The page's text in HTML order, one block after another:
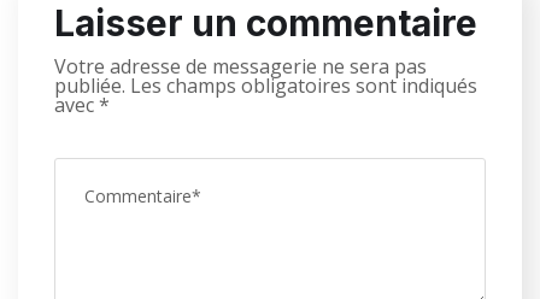
Laisser un commentaire
Votre adresse de messagerie ne sera pas
publiée. Les champs obligatoires sont indiqués
avec*